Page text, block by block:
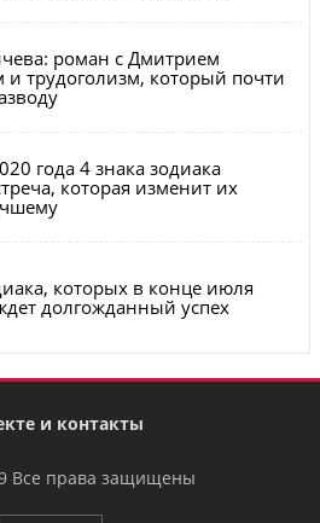
роман с Дмитрием
трудоголизм, который почти
года 4 знака зодиака
которая изменит их
которых в конце июля
долгожданный успех
и контакты
Все права защищены